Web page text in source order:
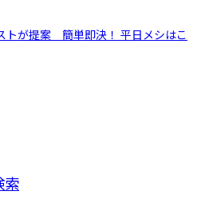
トが提案 簡単即決！ 平日メシはこ
索